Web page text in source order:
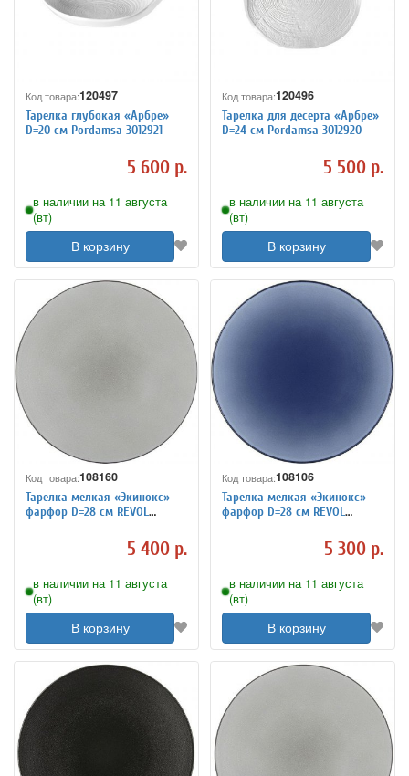
Код товара:120497
Тарелка глубокая «Арбре»
D=20 см Pordamsa 3012921
5 600 р.
в наличии на 11 августа
(вт)
В корзину
Код товара:120496
Тарелка для десерта «Арбре»
D=24 см Pordamsa 3012920
5 500 р.
в наличии на 11 августа
(вт)
В корзину
Код товара:108160
Тарелка мелкая «Экинокс»
фарфор D=28 см REVOL
5 400 р.
в наличии на 11 августа
(вт)
В корзину
Код товара:108106
Тарелка мелкая «Экинокс»
фарфор D=28 см REVOL
5 300 р.
в наличии на 11 августа
(вт)
В корзину